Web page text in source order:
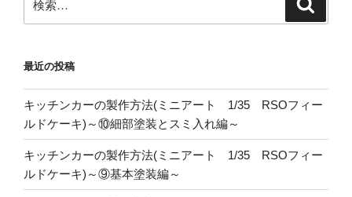
索:
最近の投稿
キッチンカーの製作方法(ミニアート 1/35 RSOフィー
ルドケーキ)～⑩細部塗装とスミ入れ編～
キッチンカーの製作方法(ミニアート 1/35 RSOフィー
ルドケーキ)～⑨基本塗装編～